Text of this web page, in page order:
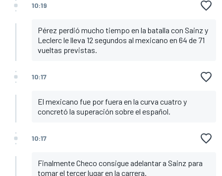
10:19
Pérez perdió mucho tiempo en la batalla con Sainz y
Leclerc le lleva 12 segundos al mexicano en 64 de 71
vueltas previstas.
10:17
El mexicano fue por fuera en la curva cuatro y
concretó la superación sobre el español.
10:17
Finalmente Checo consigue adelantar a Sainz para
tomar el tercer lugar en la carrera.